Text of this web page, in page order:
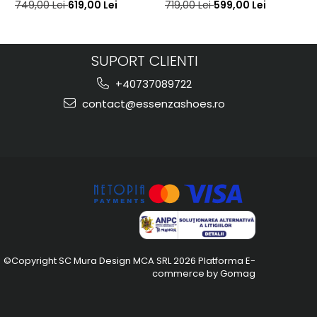
749,00 Lei619,00 Lei 719,00 Lei599,00 Lei
SUPORT CLIENTI
+40737089722
contact@essenzashoes.ro
©Copyright SC Mura Design MCA SRL 2026 Platforma E-
commerce by Gomag